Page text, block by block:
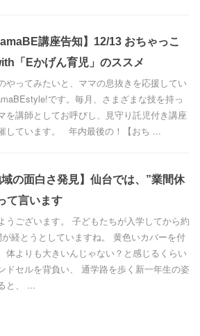
講座告知】12/13 おちゃっこ
「Eかげん育児」のススメ
やってみたいと、ママの息抜きを応援してい
です。毎月、さまざまな技を持っ
を講師としてお呼びし、見守り託児付き講座
しています。 年内最後の！【おち ...
域の面白さ発見】仙台では、”業間休
て言います
うございます。 子どもたちが入学してから約
経とうとしていますね。 黄色いカバーを付
体よりも大きいんじゃない？と感じるくらい
ドセルを背負い、 通学路を歩く新一年生の姿
と、 ...